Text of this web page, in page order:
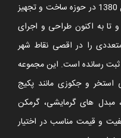
شرکت آریا استخر فعالیت خود را از سال 1380 در حوزه ساخت و تجهیز
و تا به اکنون طراحی و اجرای
را در اقصی نقاط شهر
ثبت رسانده است. این مجموعه
استخر و جکوزی مانند پکیج
مبدل های گرمایشی، گرمکن
و قیمت مناسب در اختیار